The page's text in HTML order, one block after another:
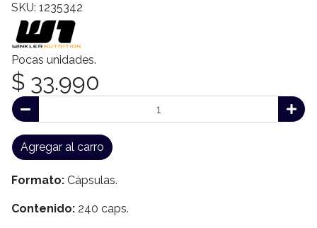
SKU: 1235342
Pocas unidades.
$ 33.990
Agregar al carro
Formato: Cápsulas.
Contenido: 240 caps.